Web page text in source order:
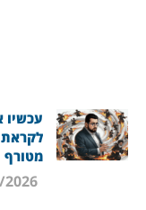
עכשיו
לקראת
מטורף